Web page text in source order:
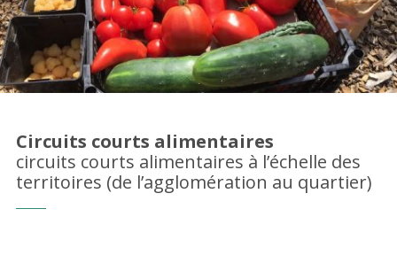
Circuits courts alimentaires
circuits courts alimentaires à l’échelle des
territoires (de l’agglomération au quartier)